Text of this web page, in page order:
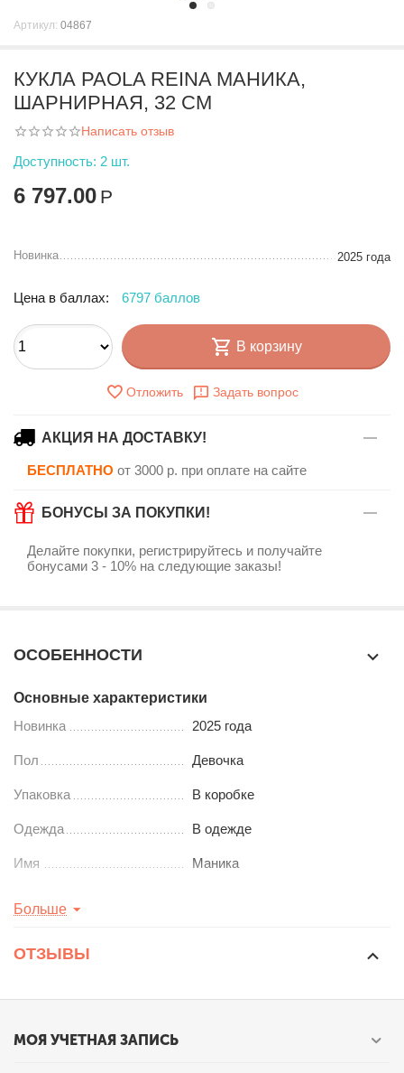
Артикул: 04867
КУКЛА PAOLA REINA МАНИКА,
ШАРНИРНАЯ, 32 СМ
Написать отзыв
Доступность: 2 шт.
6 797.00 Р
Новинка 2025 года
Цена в баллах: 6797 баллов
В корзину
Отложить Задать вопрос
АКЦИЯ НА ДОСТАВКУ!
БЕСПЛАТНО от 3000 р. при оплате на сайте
БОНУСЫ ЗА ПОКУПКИ!
Делайте покупки, регистрируйтесь и получайте
бонусами 3 - 10% на следующие заказы!
ОСОБЕННОСТИ
Основные характеристики
Новинка
2025 года
Пол Девочка
Упаковка В коробке
Одежда В одежде
Имя Маника
Больше
ОТЗЫВЫ
МОЯ УЧЕТНАЯ ЗАПИСЬ